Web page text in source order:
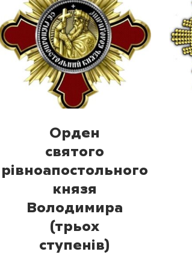
Орден
святого
рівноапостольного
князя
Володимира
(трьох
ступенів)